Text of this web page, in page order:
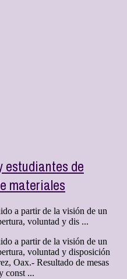
estudiantes de
materiales
a partir de la visión de un
voluntad y dis ...
a partir de la visión de un
voluntad y disposición
Oax.- Resultado de mesas
const ...